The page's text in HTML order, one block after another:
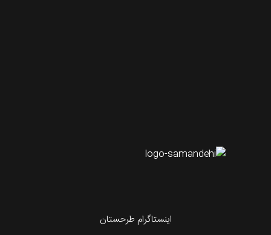
اینستاگرام طرحستان